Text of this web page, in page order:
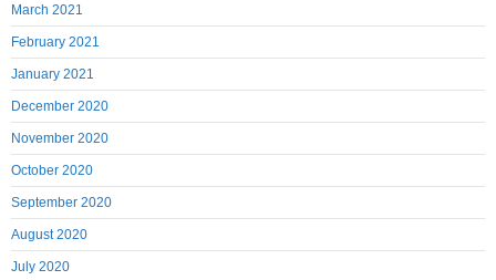
March 2021
February 2021
January 2021
December 2020
November 2020
October 2020
September 2020
August 2020
July 2020